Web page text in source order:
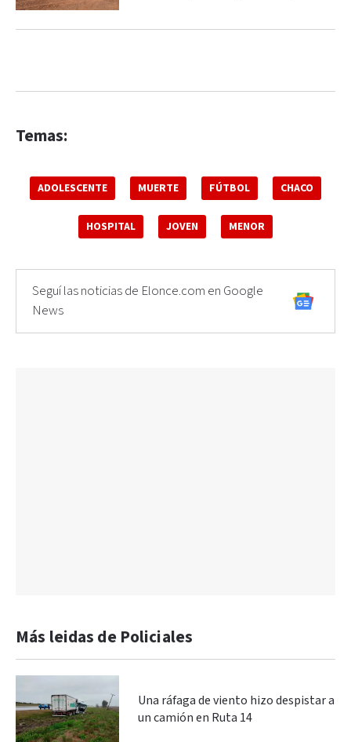
Temas:
ADOLESCENTE MUERTE FÚTBOL CHACO
HOSPITAL JOVEN MENOR
Seguí las noticias de Elonce.com en Google
News
Más leidas de Policiales
Una ráfaga de viento hizo despistar a
un camión en Ruta 14